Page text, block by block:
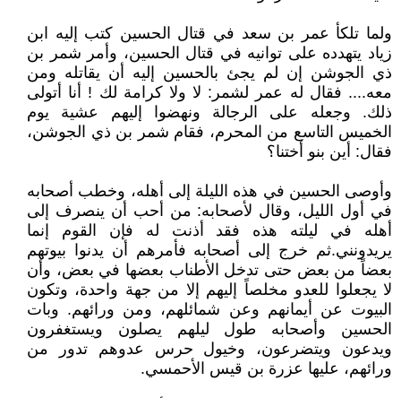
ولما تلكأ عمر بن سعد في قتال الحسين كتب إليه ابن
زياد يتهدده على توانيه في قتال الحسين، وأمر شمر بن
ذي الجوشن إن لم يجئ بالحسين إليه أن يقاتله ومن
معه.... فقال له عمر لشمر‏:‏ لا ولا كرامة لك ‏!‏ أنا أتولى
ذلك‏.‏ وجعله على الرجالة ونهضوا إليهم عشية يوم
الخميس التاسع من المحرم، فقام شمر بن ذي الجوشن،
فقال‏:‏ أين بنو أختنا‏؟‏
وأوصى الحسين في هذه الليلة إلى أهله، وخطب أصحابه
في أول الليل، وقال لأصحابه‏:‏ من أحب أن ينصرف إلى
أهله في ليلته هذه فقد أذنت له فإن القوم إنما
يريدونني‏.‏ثم خرج إلى أصحابه فأمرهم أن يدنوا بيوتهم
بعضاً من بعض حتى تدخل الأطناب بعضها في بعض، وأن
لا يجعلوا للعدو مخلصاً إليهم إلا من جهة واحدة، وتكون
البيوت عن أيمانهم وعن شمائلهم، ومن ورائهم‏.‏ وبات
الحسين وأصحابه طول ليلهم يصلون ويستغفرون
ويدعون ويتضرعون، وخيول حرس عدوهم تدور من
ورائهم، عليها عزرة بن قيس الأحمسي.